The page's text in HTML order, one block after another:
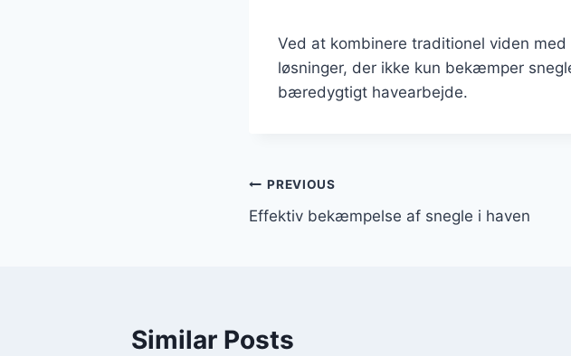
Ved at kombinere traditionel viden
løsninger, der ikke kun bekæmper
bæredygtigt havearbejde.
Indlægsnavigation
PREVIOUS
Effektiv bekæmpelse af snegle i haven
Similar Posts